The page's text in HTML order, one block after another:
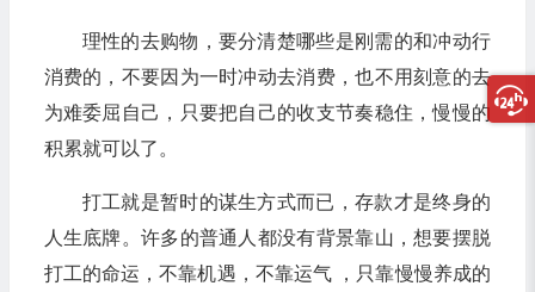
理性的去购物，要分清楚哪些是刚需的和冲动行
消费的，不要因为一时冲动去消费，也不用刻意的去
为难委屈自己，只要把自己的收支节奏稳住，慢慢的
积累就可以了。
打工就是暂时的谋生方式而已，存款才是终身的
人生底牌。许多的普通人都没有背景靠山，想要摆脱
打工的命运，不靠机遇，不靠运气 ，只靠慢慢养成的